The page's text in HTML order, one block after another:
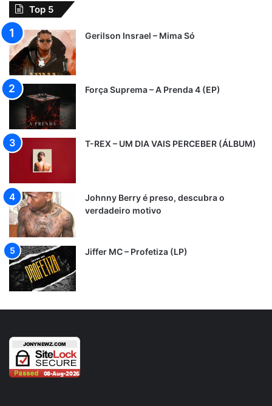
Top 5
Gerilson Insrael – Mima Só
Força Suprema – A Prenda 4 (EP)
T-REX – UM DIA VAIS PERCEBER (ÁLBUM)
Johnny Berry é preso, descubra o
verdadeiro motivo
Jiffer MC – Profetiza (LP)